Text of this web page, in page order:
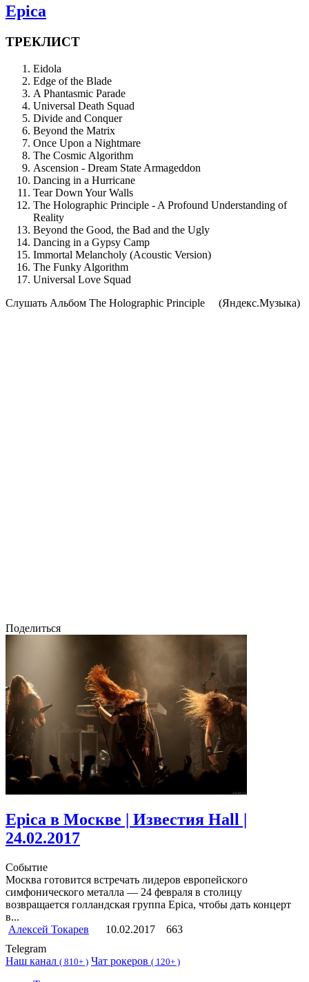
Epica
ТРЕКЛИСТ
Eidola
Edge of the Blade
A Phantasmic Parade
Universal Death Squad
Divide and Conquer
Beyond the Matrix
Once Upon a Nightmare
The Cosmic Algorithm
Ascension - Dream State Armageddon
Dancing in a Hurricane
Tear Down Your Walls
The Holographic Principle - A Profound Understanding of
Reality
Beyond the Good, the Bad and the Ugly
Dancing in a Gypsy Camp
Immortal Melancholy (Acoustic Version)
The Funky Algorithm
Universal Love Squad
Cлушать Альбом The Holographic Principle
(Яндекс.Музыка)
Поделиться
Epica в Москве | Известия Hall |
24.02.2017
Событие
Москва готовится встречать лидеров европейского
симфонического металла — 24 февраля в столицу
возвращается голландская группа Epica, чтобы дать концерт
в...
Алексей Токарев
10.02.2017
663
Telegram
Наш канал ( 810+ ) Чат рокеров ( 120+ )